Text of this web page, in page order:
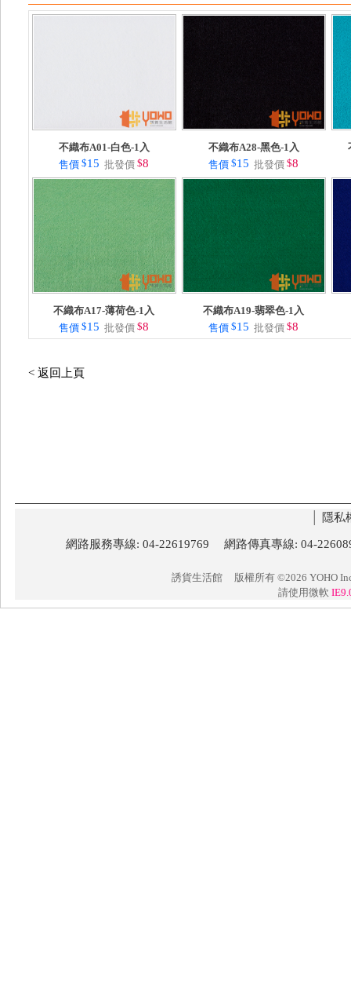
不織布A01-白色-1入
售價 $15 批發價 $8
不織布A28-黑色-1入
售價 $15 批發價 $8
不織布A17-薄荷色-1入
售價 $15 批發價 $8
不織布A19-翡翠色-1入
售價 $15 批發價 $8
< 返回上頁
隱私
網路服務專線: 04-22619769 網路傳真專線: 04-
誘貨生活館
版權所有 ©2026 YOHO
請使用微軟